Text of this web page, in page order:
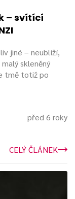
– svítící
jiné – neublíží,
skleněný
tmě totiž po
před 6 roky
CELÝ ČLÁNEK